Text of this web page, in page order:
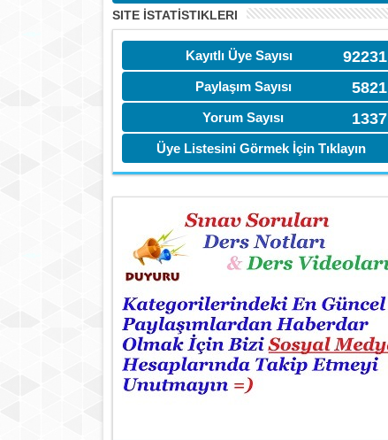
SITE İSTATİSTIKLERI
92231
Kayıtlı Üye Sayısı
5821
Paylaşım Sayısı
1337
Yorum Sayısı
Üye Listesini Görmek İçin Tıklayın